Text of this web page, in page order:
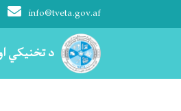
د تخنیکي
info@tveta.gov.af
Main navigation
د تخنیکي